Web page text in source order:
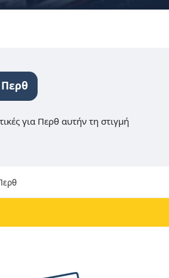
Περθ
για Περθ αυτήν τη στιγμή